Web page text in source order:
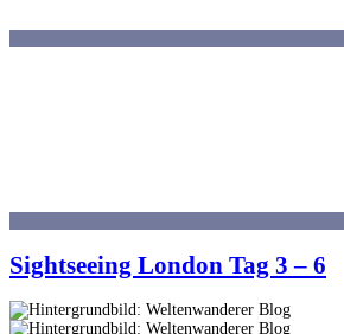
Sightseeing London Tag 3 – 6